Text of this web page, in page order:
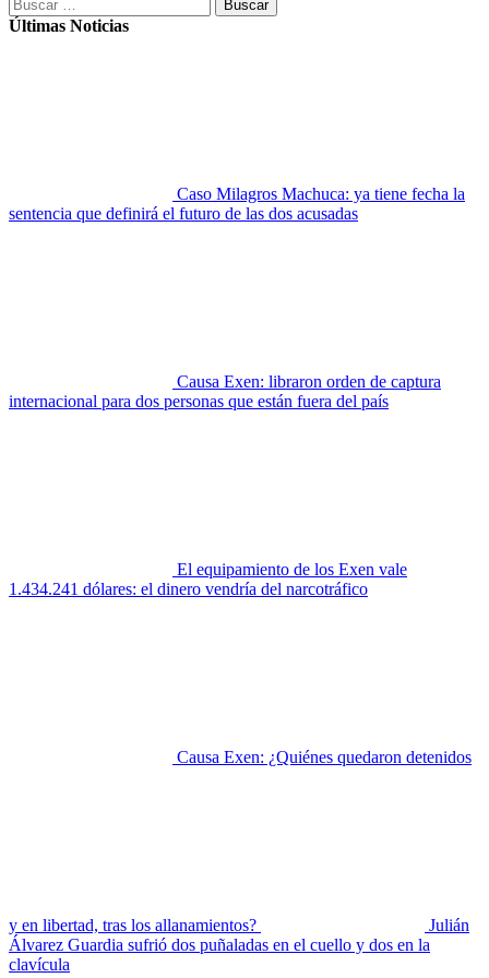
Últimas Noticias
Caso Milagros Machuca: ya tiene fecha la
sentencia que definirá el futuro de las dos acusadas
Causa Exen: libraron orden de captura
internacional para dos personas que están fuera del país
El equipamiento de los Exen vale
1.434.241 dólares: el dinero vendría del narcotráfico
Causa Exen: ¿Quiénes quedaron detenidos
y en libertad, tras los allanamientos?
Julián
Álvarez Guardia sufrió dos puñaladas en el cuello y dos en la
clavícula